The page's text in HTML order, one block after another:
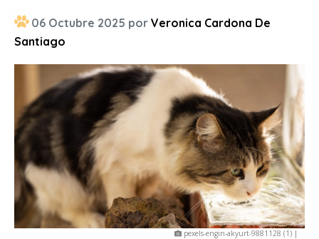
06 Octubre 2025 por Veronica Cardona De
Santiago
pexels-engin-akyurt-9881128 (1) |